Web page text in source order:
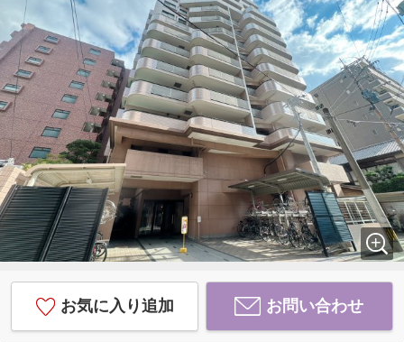
お気に入り追加 お問い合わせ